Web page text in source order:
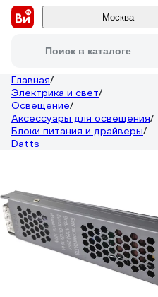
Москва
Поиск в каталоге
Главная/
Электрика и свет/
Освещение/
Аксессуары для освещения/
Блоки питания и драйверы/
Datts